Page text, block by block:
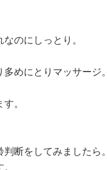
のにしっとり。
めにとりマッサージ。
。
判断をしてみましたら